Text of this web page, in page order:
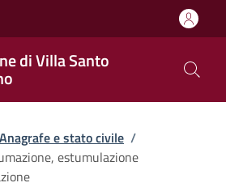
di Villa Santo
Anagrafe e stato civile /
estumulazione